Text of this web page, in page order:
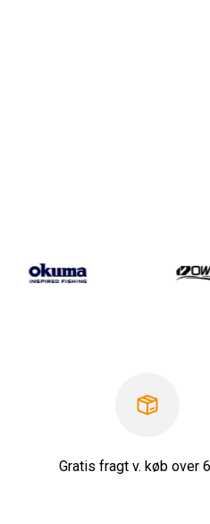
Gratis fragt v. køb over